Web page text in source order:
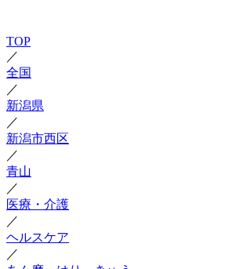
TOP
／
全国
／
新潟県
／
新潟市西区
／
青山
／
医療・介護
／
ヘルスケア
／